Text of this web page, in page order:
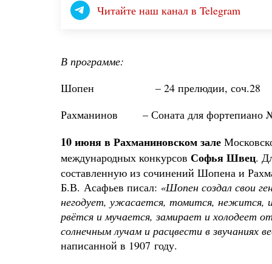
Читайте наш канал в Telegram
В программе:
Шопен – 24 прелюдии, соч.28
Рахманинов – Соната для фортепиано
10 июня в Рахманиновском зале
международных конкурсов Софья Швец.
составленную из сочинений Шопена и
Б.В. Асафьев писал: «Шопен создал свои
негодует, ужасается, томится, нежится,
рвётся и мучается, замирает и холодеет
солнечным лучам и расцвести в звучаниях
написанной в 1907 году.